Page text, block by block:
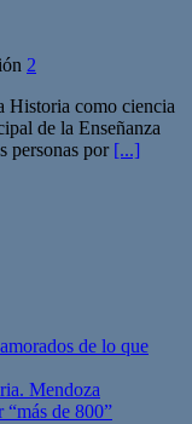
2
Historia como ciencia
de la Enseñanza
personas por [...]